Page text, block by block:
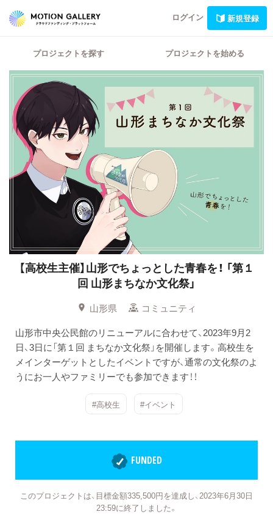
ログイン 新規登録
プロジェクトを探す プロジェクトを始める
【高校生主催】山形でちょっとした青春を！ 「第１
回 山形まちなか文化祭」
山形県
コミュニティ
山形市中央公民館のリニューアルに合わせて、2023年9月2
日、3日に「第１回 まちなか文化祭」を開催します。高校生を
メインターゲットとしたイベントですが、通常の文化祭のよ
うにお一人やファミリーでも参加できます！！
#高校生 #イベント
FUNDED
このプロジェクトは、目標金額335,500円を達成し、2023年6月30日
23:59に終了しました。